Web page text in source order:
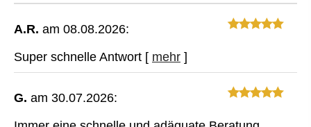
A.R. am 08.08.2026:
Super schnelle Antwort [ mehr ]
G. am 30.07.2026: